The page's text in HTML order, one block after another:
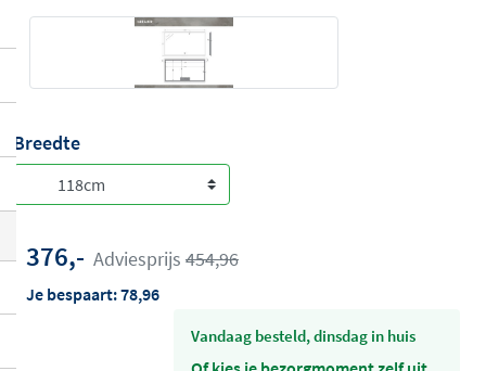
Breedte
376,- Adviesprijs 454,96
Je bespaart:78,96
vandaag besteld, dinsdag in huis